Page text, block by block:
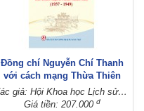
Đồng chí Nguyễn Chí Thanh
với cách mạng Thừa Thiên
Huế (1937 - 1949)
Tác giả: Hội Khoa học Lịch sử tỉnh Thừa Thiên Huế; Bảo tàng Đại tướng Nguyễn Chí Thanh
Giá tiền: 207.000 đ